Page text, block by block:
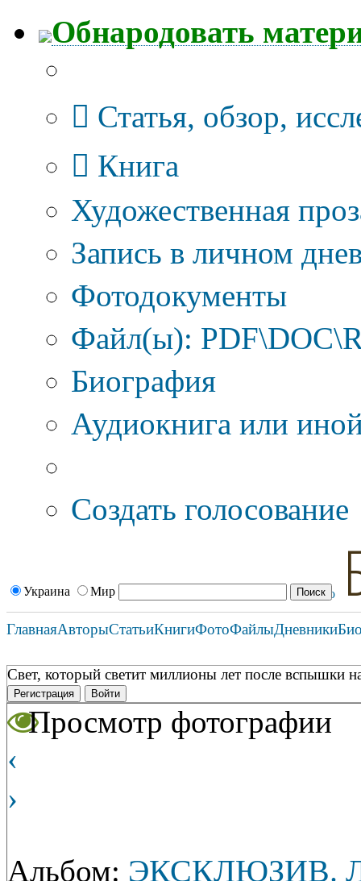
Обнародовать
Статья, обзор,
Книга
Художественная
Запись в личном
Фотодокументы
Файл(ы):
Биография
Аудиокнига или
Создать голосование
Украина Мир
ГлавнаяАвторыСтатьиКнигиФотоФайлыДневники
Свет, который светит миллионы лет после вспышки
Регистрация Войти
Просмотр фотографии
‹
›
Альбом: ЭКСКЛЮЗИВ.